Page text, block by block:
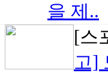
을 제..
[스
고]